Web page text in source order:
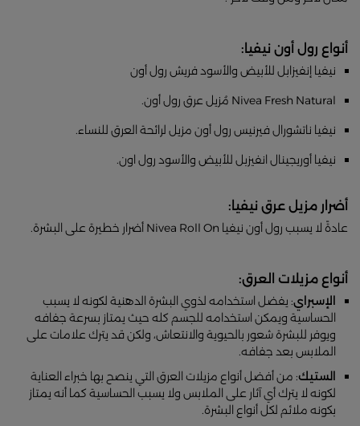
أنواع رول أون نيفيا:
نيفيا إنفيزابل للأبيض والأسود فريش رول أون
Nivea Fresh Natural مُزيل عرق رول أون.
نيفيا ناتشورال فيرنيس رول أون مزيل لرائحة العرق للنساء.
نيفيا أوريجينال انفيزبل للأبيض والأسود رول اون.
أضرار مزيل عرق نيفيا:
عادةً لا يسبب رول أون نيفيا Nivea Roll On أضرار خطيرة على البشرة.
أنواع مزيلات العرق:
الإسبراي: يفضل استخدامه لذوي البشرة الدهنية لكونه لا يسبب
الحساسية ويمكن استخدامه للجسم كله حيث يمتاز بسرعة جفافه
ويوفر للبشرة شعور بالحيوية والانتعاش، ولكن قد يترك علامات على
الملابس بعد جفافه.
الستيك: من أفضل أنواع مزيلات العرق التي ينصح بها خبراء العناية
لكونه لا يترك أي آثار على الملابس ولا يسبب الحساسية كما أنه يمتاز
بكونه ملائم لكل أنواع البشرة.